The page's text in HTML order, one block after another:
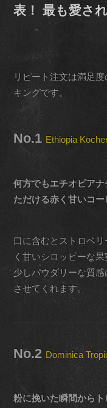
表！ 最も愛さ
リピート注文は満足
キングです。
No.1 Ethiopia
何方でもエチオピア
ただける赤く甘いコー
口に含むとストロベ
く甘いシロッピーな
少しパウダリーな質
させてくれます。
No.2 Dominica
粉に挽いた瞬間から